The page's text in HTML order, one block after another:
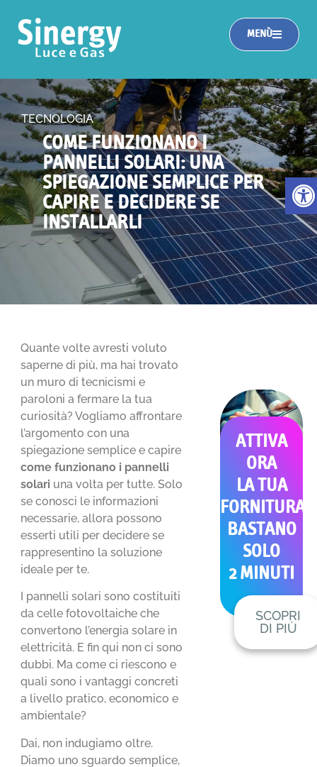
Apri
MENÙ
TECNOLOGIA
COME FUNZIONANO I
PANNELLI SOLARI: UNA
SPIEGAZIONE SEMPLICE PER
CAPIRE E DECIDERE SE
INSTALLARLI
Quante volte avresti voluto
saperne di più, ma hai trovato
un muro di tecnicismi e
paroloni a fermare la tua
curiosità? Vogliamo affrontare
l’argomento con una
spiegazione semplice e capire
come funzionano i pannelli
solari una volta per tutte. Solo
se conosci le informazioni
necessarie, allora possono
esserti utili per decidere se
rappresentino la soluzione
ideale per te.
I pannelli solari sono costituiti
da celle fotovoltaiche che
convertono l’energia solare in
elettricità. E fin qui non ci sono
dubbi. Ma come ci riescono e
quali sono i vantaggi concreti
a livello pratico, economico e
ambientale?
Dai, non indugiamo oltre.
Diamo uno sguardo semplice,
ATTIVA
ORA
LA TUA
FORNITURA
BASTANO
SOLO
2 MINUTI
SCOPRI
DI PIÙ